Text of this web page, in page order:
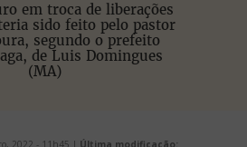
em troca de liberações
sido feito pelo pastor
segundo o prefeito
de Luis Domingues
(MA)
2022 - 11h45 | Última modificação: